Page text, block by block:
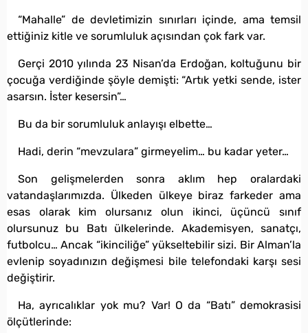
“Mahalle” de devletimizin sınırları içinde, ama temsil
ettiğiniz kitle ve sorumluluk açısından çok fark var.
Gerçi 2010 yılında 23 Nisan’da Erdoğan, koltuğunu bir
çocuğa verdiğinde şöyle demişti: “Artık yetki sende, ister
asarsın. İster kesersin”…
Bu da bir sorumluluk anlayışı elbette…
Hadi, derin “mevzulara” girmeyelim… bu kadar yeter…
Son gelişmelerden sonra aklım hep oralardaki
vatandaşlarımızda. Ülkeden ülkeye biraz farkeder ama
esas olarak kim olursanız olun ikinci, üçüncü sınıf
olursunuz bu Batı ülkelerinde. Akademisyen, sanatçı,
futbolcu… Ancak “ikinciliğe” yükseltebilir sizi. Bir Alman’la
evlenip soyadınızın değişmesi bile telefondaki karşı sesi
değiştirir.
Ha, ayrıcalıklar yok mu? Var! O da “Batı” demokrasisi
ölçütlerinde: